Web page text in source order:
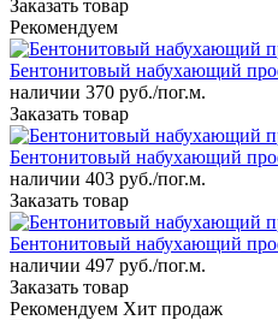
Заказать товар
Рекомендуем
Бентонитовый набухающий
наличии 370 руб./пог.м.
Заказать товар
Бентонитовый набухающий
наличии 403 руб./пог.м.
Заказать товар
Бентонитовый набухающий
наличии 497 руб./пог.м.
Заказать товар
Рекомендуем Хит продаж